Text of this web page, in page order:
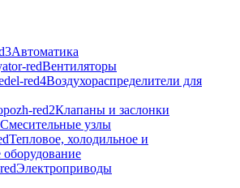
Автоматика
Вентиляторы
Воздухораспределители для
Клапаны и заслонки
Смесительные узлы
Тепловое, холодильное и
Электроприводы